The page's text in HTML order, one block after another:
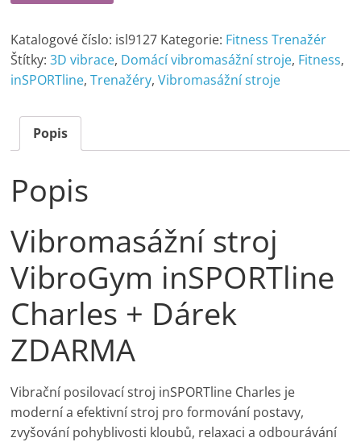
Katalogové číslo: isl9127 Kategorie: Fitness Trenažér
Štítky:3D vibrace, Domácí vibromasážní stroje, Fitness,
inSPORTline,Trenažéry,Vibromasážní stroje
Popis
Popis
Vibromasážní stroj
VibroGym inSPORTline
Charles + Dárek
ZDARMA
Vibrační posilovací stroj inSPORTline Charles je
moderní a efektivní stroj pro formování postavy,
zvyšování pohyblivosti kloubů, relaxaci a odbourávání